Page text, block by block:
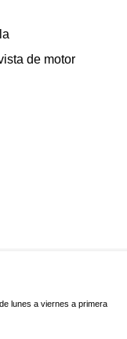
de motor
lunes a viernes a primera